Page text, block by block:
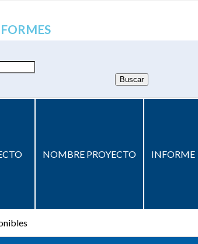
NOMBRE PROYECTO INFORME